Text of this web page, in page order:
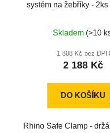
systém na žebříky - 2ks
produktu
je
z
Skladem (>10
1 808 Kč bez DPH
2 188 Kč
DO KOŠÍKU
Rhino Safe Clamp -